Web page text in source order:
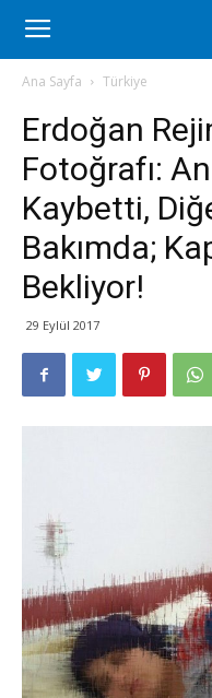
Romanya
Haber
Ana Sayfa Türkiye
Erdoğan
Fotoğrafı:
Kaybetti,
Bakımda;
Bekliyor!
29 Eylül 2017